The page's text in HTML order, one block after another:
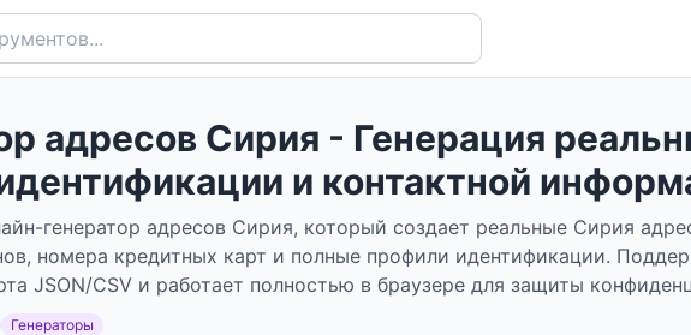
адресов Сирия - Генерация
и контактной
генератор адресов Сирия, который создает реальные Сирия
номера кредитных карт и полные профили идентификации.
JSON/CSV и работает полностью в браузере для защиты
Генераторы